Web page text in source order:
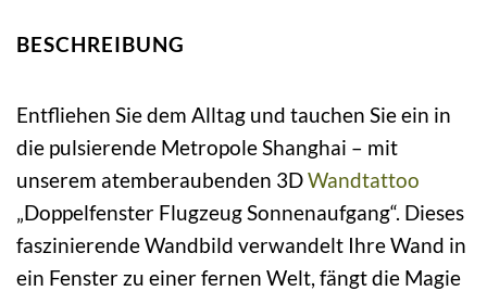
BESCHREIBUNG
Entfliehen Sie dem Alltag und tauchen Sie ein in
die pulsierende Metropole Shanghai – mit
unserem atemberaubenden 3DWandtattoo
„Doppelfenster Flugzeug Sonnenaufgang“. Dieses
faszinierende Wandbild verwandelt Ihre Wand in
ein Fenster zu einer fernen Welt, fängt die Magie